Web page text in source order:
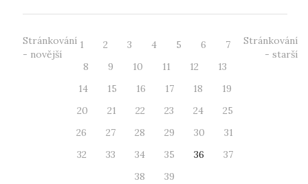
Stránkování
- novější
1 2 3 4 5 6
7
8
9 10 11 12
13
14
15 16 17 18
19
20
21 22 23 24
25
26
27 28 29 30
31
32
33 34 35 36
37
38
39
Stránkování
- starší